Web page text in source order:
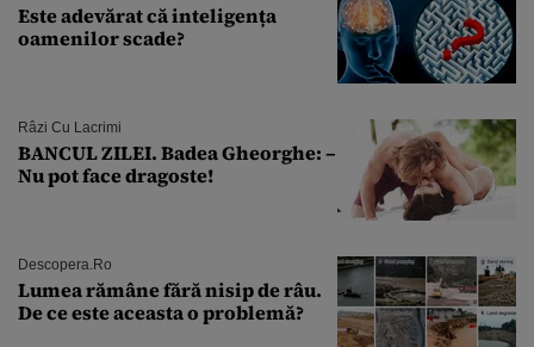
Este adevărat că inteligența
oamenilor scade?
Râzi Cu Lacrimi
BANCUL ZILEI. Badea Gheorghe: –
Nu pot face dragoste!
Descopera.ro
Lumea rămâne fără nisip de râu.
De ce este aceasta o problemă?